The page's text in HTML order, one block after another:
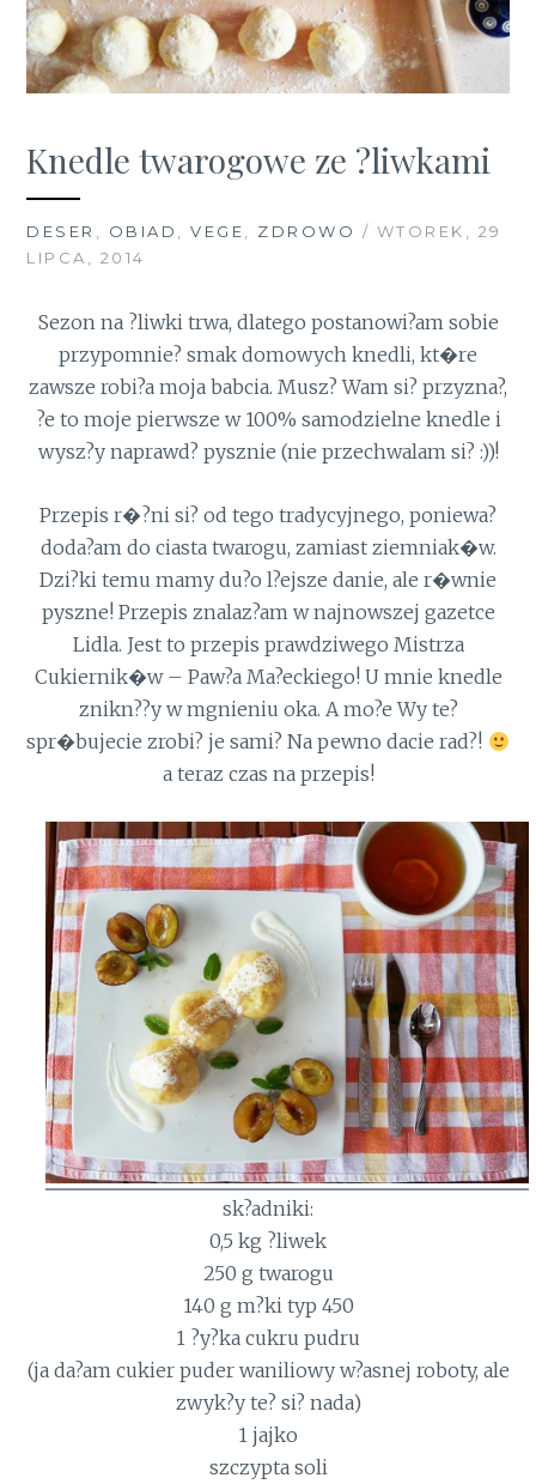
Knedle twarogowe ze ?liwkami
DESER , OBIAD ,VEGE, ZDROWO / WTOREK, 29
LIPCA, 2014
Sezon na ?liwki trwa, dlatego postanowi?am sobie
przypomnie? smak domowych knedli, kt�re
zawsze robi?a moja babcia. Musz? Wam si? przyzna?,
?e to moje pierwsze w 100% samodzielne knedle i
wysz?y naprawd? pysznie (nie przechwalam si? :))!
Przepis r�?ni si? od tego tradycyjnego, poniewa?
doda?am do ciasta twarogu, zamiast ziemniak�w.
Dzi?ki temu mamy du?o l?ejsze danie, ale r�wnie
pyszne! Przepis znalaz?am w najnowszej gazetce
Lidla. Jest to przepis prawdziwego Mistrza
Cukiernik�w – Paw?a Ma?eckiego! U mnie knedle
znikn??y w mgnieniu oka. A mo?e Wy te?
spr�bujecie zrobi? je sami? Na pewno dacie rad?!
a teraz czas na przepis!
sk?adniki:
0,5 kg ?liwek
250 g twarogu
140 g m?ki typ 450
1 ?y?ka cukru pudru
(ja da?am cukier puder waniliowy w?asnej roboty, ale
zwyk?y te? si? nada)
1 jajko
szczypta soli